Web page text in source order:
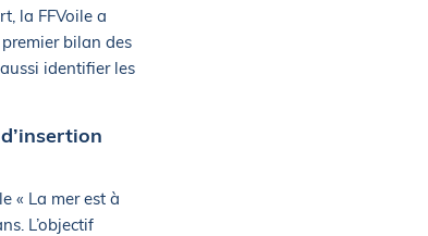
la FFVoile a
premier bilan des
identifier les
« La mer est à
L’objectif